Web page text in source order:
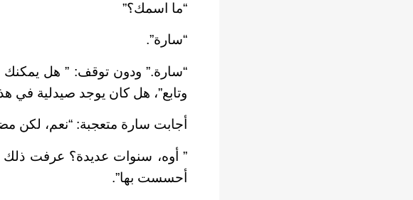
“ما اسمك؟”
“سارة”.
“سارة.” ودون توقف: ” هل يمكنك
وتابع”، هل كان يوجد صيدلية في
أجابت سارة متعجبة: “نعم، لكن
” أوه، سنوات عديدة؟ عرفت ذلك
أحسست بها”.